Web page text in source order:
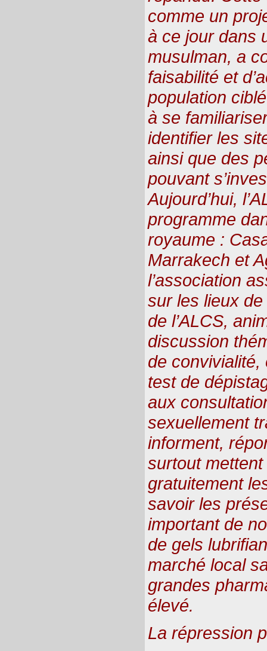
comme un
à ce jour dans
musulman, a
faisabilité et
population
à se
identifier les
ainsi que des
pouvant
Aujourd’hui,
programme
royaume :
Marrakech et
l’association
sur les lieux de
de l’ALCS,
discussion
de convivialité,
test de
aux
sexuellement
informent,
surtout
gratuitement
savoir les
important de
de gels
marché local
grandes
élevé.
La répression